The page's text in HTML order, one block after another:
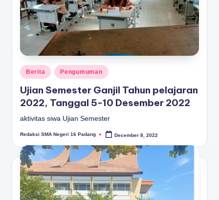
Posted
in
Berita Pengumuman
Ujian Semester Ganjil Tahun pelajaran
2022, Tanggal 5-10 Desember 2022
aktivitas siwa Ujian Semester
Posted
Redaksi SMA Negeri 16 Padang December 8, 2022